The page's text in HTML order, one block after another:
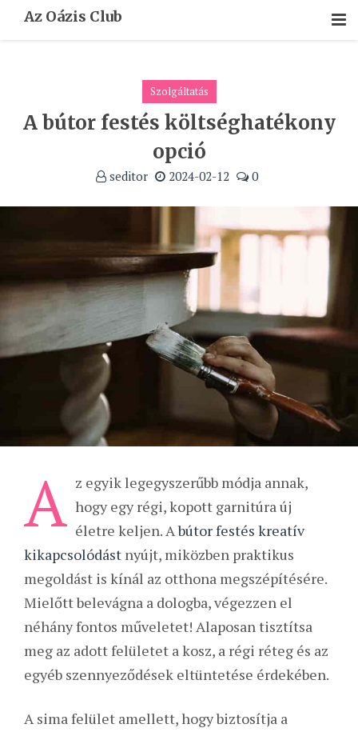
Az Oázis Club
Szolgáltatás
A bútor festés költséghatékony
opció
seditor 2024-02-12 0
A z egyik legegyszerűbb módja annak,
hogy egy régi, kopott garnitúra új
életre keljen. Abútor festés kreatív
kikapcsolódást nyújt, miközben praktikus
megoldást is kínál az otthona megszépítésére.
Mielőtt belevágna a dologba, végezzen el
néhány fontos műveletet! Alaposan tisztítsa
meg az adott felületet a kosz, a régi réteg és az
egyéb szennyeződések eltüntetése érdekében.
A sima felület amellett, hogy biztosítja a